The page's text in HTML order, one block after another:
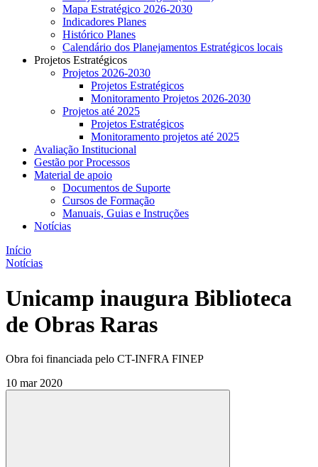
Mapa Estratégico 2026-2030
Indicadores Planes
Histórico Planes
Calendário dos Planejamentos Estratégicos locais
Projetos Estratégicos
Projetos 2026-2030
Projetos Estratégicos
Monitoramento Projetos 2026-2030
Projetos até 2025
Projetos Estratégicos
Monitoramento projetos até 2025
Avaliação Institucional
Gestão por Processos
Material de apoio
Documentos de Suporte
Cursos de Formação
Manuais, Guias e Instruções
Notícias
Início
Notícias
Unicamp inaugura Biblioteca
de Obras Raras
Obra foi financiada pelo CT-INFRA FINEP
10 mar 2020